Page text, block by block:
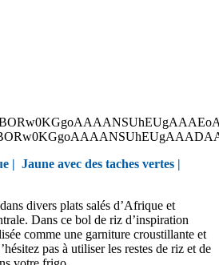
| Jaune avec des taches vertes |
divers plats salés d’Afrique et
Dans ce bol de riz d’inspiration
comme une garniture croustillante et
pas à utiliser les restes de riz et de